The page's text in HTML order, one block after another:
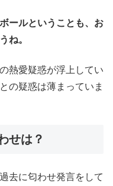
ールということも、お
ね。
熱愛疑惑が浮上してい
の疑惑は薄まっていま
せは？
去に匂わせ発言をして